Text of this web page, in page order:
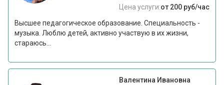
Цена услуги:от 200 руб/час
Высшее педагогическое образование. Специальность -
музыка. Люблю детей, активно участвую в их жизни,
стараюсь...
Валентина Ивановна